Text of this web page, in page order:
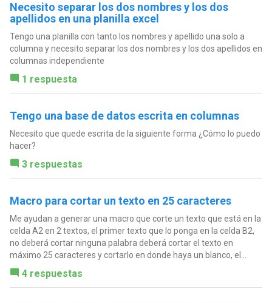
Necesito separar los dos nombres y los dos
apellidos en una planilla excel
Tengo una planilla con tanto los nombres y apellido una solo a
columna y necesito separar los dos nombres y los dos apellidos en
columnas independiente
1 respuesta
Tengo una base de datos escrita en columnas
Necesito que quede escrita de la siguiente forma ¿Cómo lo puedo
hacer?
3 respuestas
Macro para cortar un texto en 25 caracteres
Me ayudan a generar una macro que corte un texto que está en la
celda A2 en 2 textos, el primer texto que lo ponga en la celda B2,
no deberá cortar ninguna palabra deberá cortar el texto en
máximo 25 caracteres y cortarlo en donde haya un blanco, el...
4 respuestas